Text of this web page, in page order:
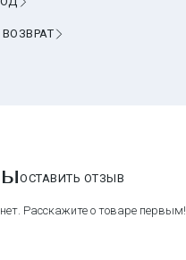
ОСТАВИТЬ ОТЗЫВ
Расскажите о товаре первым!